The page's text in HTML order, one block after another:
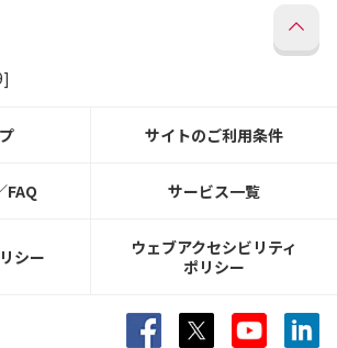
サイトのご利用条件
FAQ サービス一覧
シー
ウェブアクセシビリティ
ポリシー